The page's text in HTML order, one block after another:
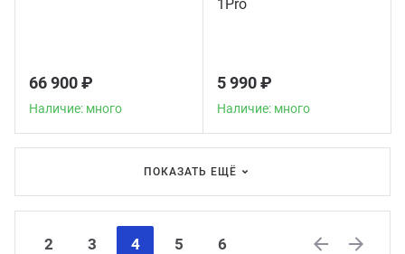
66 900 ₽
Наличие: много
1Pro
5 990 ₽
Наличие: много
ПОКАЗАТЬ ЕЩЁ
2 3 4 5
6